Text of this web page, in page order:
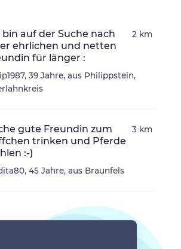
bin auf der Suche nach
ehrlichen und netten
für länger :
39 Jahre, aus Philippstein,
2 km
gute Freundin zum
trinken und Pferde
:-)
45 Jahre, aus Braunfels
3 km